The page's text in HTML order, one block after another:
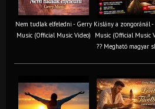
Nem tudlak elfeledni - Gerry
Music (Official Music Video)
Kislány a zongoránál -
Music (Official Music
?? Megható magyar